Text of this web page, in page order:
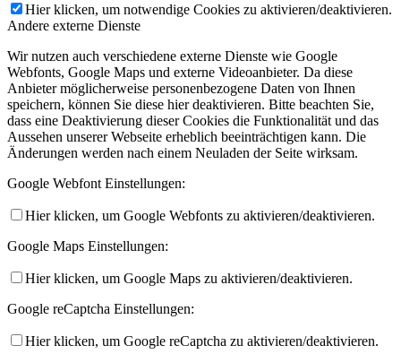
Hier klicken, um notwendige Cookies zu aktivieren/deaktivieren.
Andere externe Dienste
Wir nutzen auch verschiedene externe Dienste wie Google
Webfonts, Google Maps und externe Videoanbieter. Da diese
Anbieter möglicherweise personenbezogene Daten von Ihnen
speichern, können Sie diese hier deaktivieren. Bitte beachten Sie,
dass eine Deaktivierung dieser Cookies die Funktionalität und das
Aussehen unserer Webseite erheblich beeinträchtigen kann. Die
Änderungen werden nach einem Neuladen der Seite wirksam.
Google Webfont Einstellungen:
Hier klicken, um Google Webfonts zu aktivieren/deaktivieren.
Google Maps Einstellungen:
Hier klicken, um Google Maps zu aktivieren/deaktivieren.
Google reCaptcha Einstellungen:
Hier klicken, um Google reCaptcha zu aktivieren/deaktivieren.